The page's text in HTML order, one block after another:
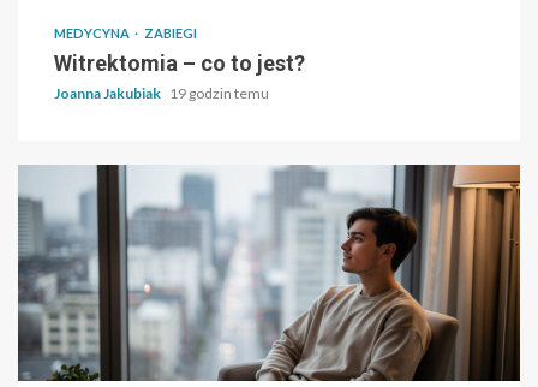
MEDYCYNA ZABIEGI
Witrektomia – co to jest?
Joanna Jakubiak 19 godzin temu